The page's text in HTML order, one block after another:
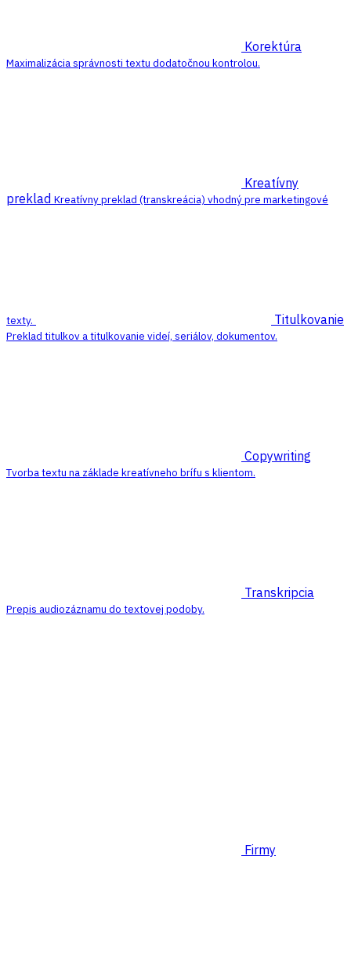
Korektúra
Maximalizácia správnosti textu dodatočnou kontrolou.
Kreatívny
preklad Kreatívny preklad (transkreácia) vhodný pre marketingové
texty. Titulkovanie
Preklad titulkov a titulkovanie videí, seriálov, dokumentov.
Copywriting
Tvorba textu na základe kreatívneho brífu s klientom.
Transkripcia
Prepis audiozáznamu do textovej podoby.
Firmy